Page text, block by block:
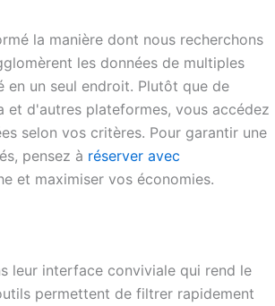
la manière dont nous recherchons
les données de multiples
un seul endroit. Plutôt que de
et d'autres plateformes, vous accédez
selon vos critères. Pour garantir une
pensez à réserver avec
et maximiser vos économies.
leur interface conviviale qui rend le
permettent de filtrer rapidement